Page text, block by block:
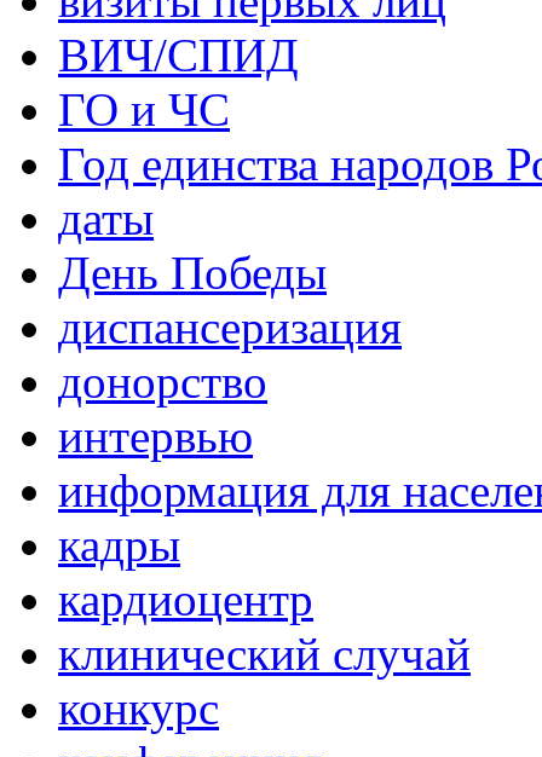
ВИЧ/СПИД
ГО и ЧС
Год единства народов
даты
День Победы
диспансеризация
донорство
интервью
информация для
кадры
кардиоцентр
клинический случай
конкурс